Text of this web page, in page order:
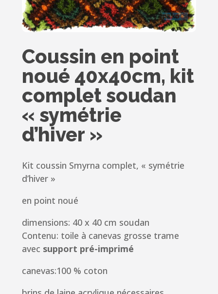
Coussin en point
noué 40x40cm, kit
complet soudan
« symétrie
d’hiver »
Kit coussin Smyrna complet, « symétrie
d’hiver »
en point noué
dimensions: 40 x 40 cm soudan
Contenu: toile à canevas grosse trame
avec support pré-imprimé
canevas:100 % coton